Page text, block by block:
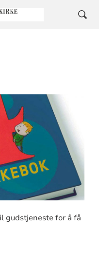
gudstjeneste for å få